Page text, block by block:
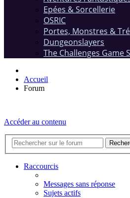
Epées & Sorcellerie
OSRIC
Portes, Monstres &
Dungeonslayers
The Challenges Game
Accueil
Forum
Accéder au contenu
Raccourcis
Messages sans réponse
Sujets actifs